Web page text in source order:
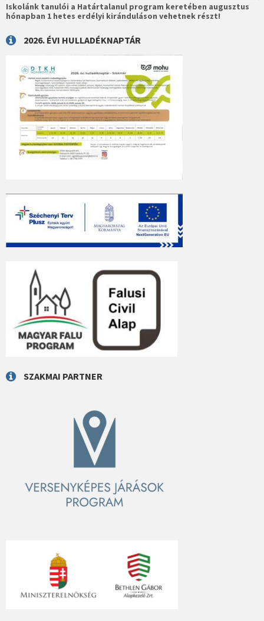
Iskolánk tanulói a Határtalanul program keretében augusztus
hónapban 1 hetes erdélyi kiránduláson vehetnek részt!
2026. ÉVI HULLADÉKNAPTÁR
SZAKMAI PARTNER